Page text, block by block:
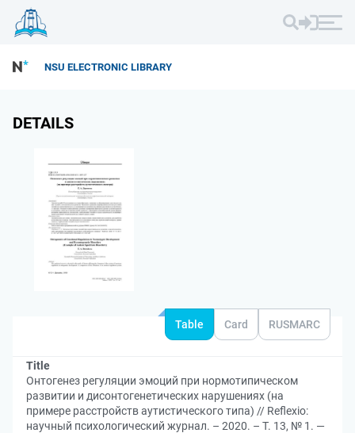
NSU ELECTRONIC LIBRARY
DETAILS
Table Card RUSMARC
Title
Онтогенез регуляции эмоций при нормотипическом
развитии и дисонтогенетических нарушениях (на
примере расстройств аутистического типа) // Reflexio:
научный психологический журнал. – 2020. – Т. 13, № 1. —